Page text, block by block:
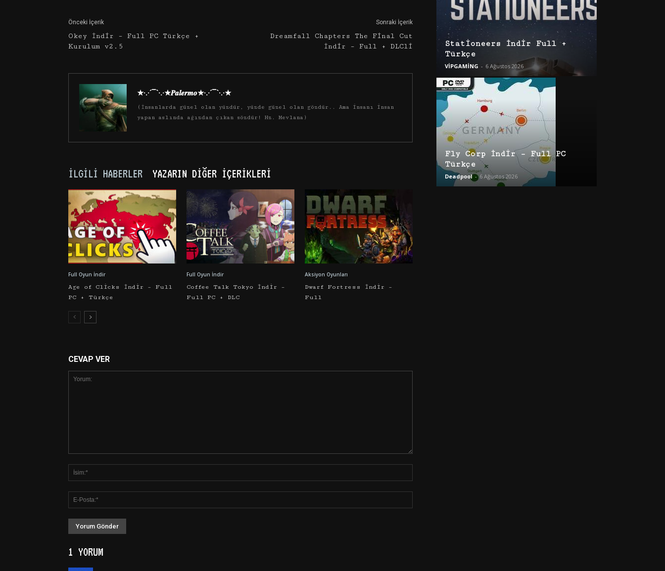
Önceki İçerik
Okey İndir – Full PC Türkçe +
Kurulum v2.5
Sonraki İçerik
Dreamfall Chapters The Final Cut
İndir – Full + DLCli
★·.·´¯`·.·★𝑷𝒂𝒍𝒆𝒓𝒎𝒐★·.·´¯`·.·★
(İnsanlarda güzel olan yüzdür, yüzde güzel olan gözdür.. Ama insanı insan
yapan aslında ağızdan çıkan sözdür! Hz. Mevlana)
İLGILI HABERLER YAZARIN DIĞER İÇERIKLERI
Full Oyun İndir
Age of Clicks İndir – Full
PC + Türkçe
Full Oyun İndir
Coffee Talk Tokyo İndir –
Full PC + DLC
Aksiyon Oyunları
Dwarf Fortress İndir –
Full
CEVAP VER
1 YORUM
Stationeers İndir Full +
Türkçe
VİPGAMİNG - 6 Ağustos 2026
Fly Corp İndir – Full PC
Türkçe
Deadpool - 6 Ağustos 2026